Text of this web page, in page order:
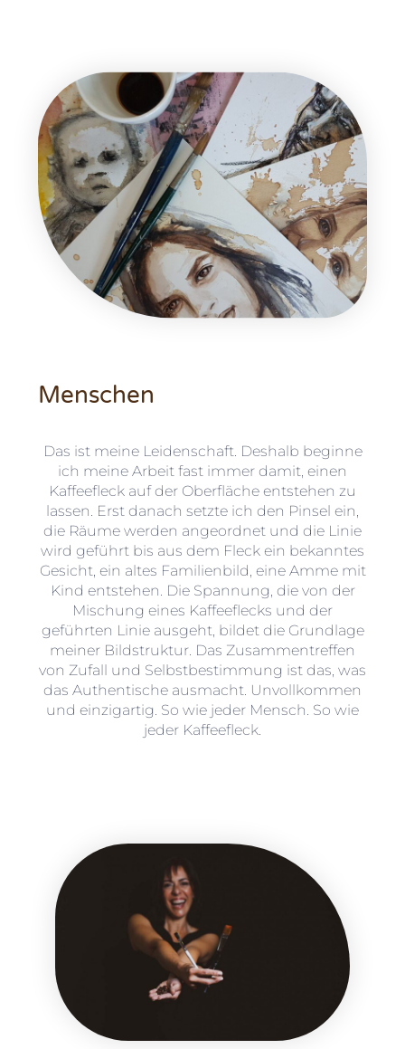
Menschen
Das ist meine Leidenschaft. Deshalb beginne
ich meine Arbeit fast immer damit, einen
Kaffeefleck auf der Oberfläche entstehen zu
lassen. Erst danach setzte ich den Pinsel ein,
die Räume werden angeordnet und die Linie
wird geführt bis aus dem Fleck ein bekanntes
Gesicht, ein altes Familienbild, eine Amme mit
Kind entstehen. Die Spannung, die von der
Mischung eines Kaffeeflecks und der
geführten Linie ausgeht, bildet die Grundlage
meiner Bildstruktur. Das Zusammentreffen
von Zufall und Selbstbestimmung ist das, was
das Authentische ausmacht. Unvollkommen
und einzigartig. So wie jeder Mensch. So wie
jeder Kaffeefleck.